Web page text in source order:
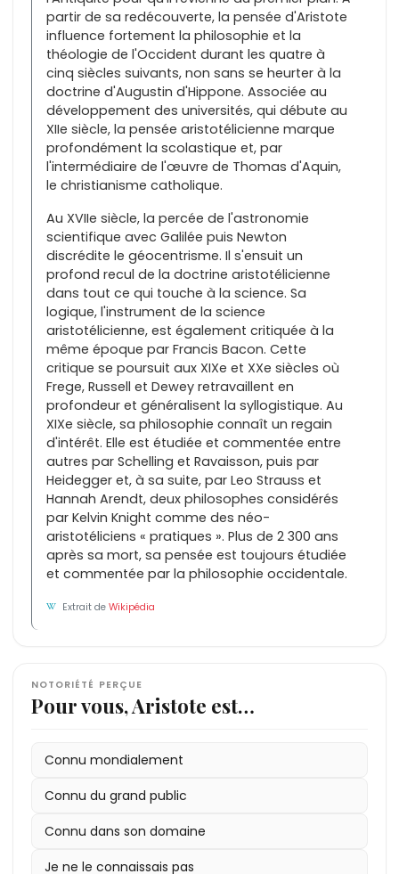
partir de sa redécouverte, la pensée d'Aristote
influence fortement la philosophie et la
théologie de l'Occident durant les quatre à
cinq siècles suivants, non sans se heurter à la
doctrine d'Augustin d'Hippone. Associée au
développement des universités, qui débute au
XIIe siècle, la pensée aristotélicienne marque
profondément la scolastique et, par
l'intermédiaire de l'œuvre de Thomas d'Aquin,
le christianisme catholique.
Au XVIIe siècle, la percée de l'astronomie
scientifique avec Galilée puis Newton
discrédite le géocentrisme. Il s'ensuit un
profond recul de la doctrine aristotélicienne
dans tout ce qui touche à la science. Sa
logique, l'instrument de la science
aristotélicienne, est également critiquée à la
même époque par Francis Bacon. Cette
critique se poursuit aux XIXe et XXe siècles où
Frege, Russell et Dewey retravaillent en
profondeur et généralisent la syllogistique. Au
XIXe siècle, sa philosophie connaît un regain
d'intérêt. Elle est étudiée et commentée entre
autres par Schelling et Ravaisson, puis par
Heidegger et, à sa suite, par Leo Strauss et
Hannah Arendt, deux philosophes considérés
par Kelvin Knight comme des néo-
aristotéliciens « pratiques ». Plus de 2 300 ans
après sa mort, sa pensée est toujours étudiée
et commentée par la philosophie occidentale.
Extrait deWikipédia
NOTORIÉTÉ PERÇUE
Pour vous, Aristote est…
Connu mondialement
Connu du grand public
Connu dans son domaine
Je ne le connaissais pas